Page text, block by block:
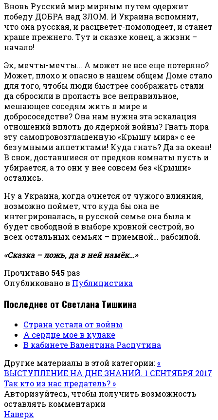
Вновь Русский мир мирным путем одержит
победу ДОБРА над ЗЛОМ. И Украина вспомнит,
что она русская, и расцветет-помолодеет, и станет
краше прежнего. Тут и сказке конец, а жизни –
начало!
Эх, мечты-мечты… А может не все еще потеряно?
Может, плохо и опасно в нашем общем Доме стало
для того, чтобы люди быстрее соображать стали
да сбросили в пропасть все неправильное,
мешающее соседям жить в мире и
добрососедстве? Она нам нужна эта эскалация
отношений вплоть до ядерной войны? Гнать пора
эту самопровозглашенную «Крышу мира» с ее
безумными аппетитами! Куда гнать? Да за океан!
В свои, доставшиеся от предков комнаты пусть и
убирается, а то они у нее совсем без «Крыши»
остались.
Ну а Украина, когда очнется от чужого влияния,
возможно поймет, что куда бы она не
интегрировалась, в русской семье она была и
будет свободной в выборе кровной сестрой, во
всех остальных семьях – приемной… рабсилой.
«Сказка – ложь, да в ней намёк…»
Прочитано 545 раз
Опубликовано в Публицистика
Последнее от Светлана Тишкина
Страна устала от войны
А сердце мое в кулаке
В кабинете Валентина Распутина
Другие материалы в этой категории:«
ВЫСТУПЛЕНИЕ НА ДНЕ ЗНАНИЙ. 1 СЕНТЯБРЯ 2017
Так кто из нас предатель? »
Авторизуйтесь, чтобы получить возможность
оставлять комментарии
Наверх